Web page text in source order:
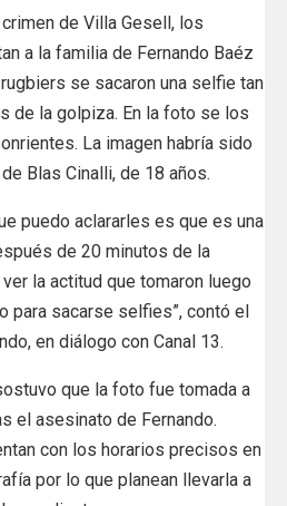
de Villa Gesell, los
a la familia de Fernando Baéz
se sacaron una selfie tan
de la golpiza. En la foto se los
La imagen habría sido
Blas Cinalli, de 18 años.
puedo aclararles es que es una
de 20 minutos de la
la actitud que tomaron luego
para sacarse selfies”, contó el
en diálogo con Canal 13.
que la foto fue tomada a
el asesinato de Fernando.
con los horarios precisos en
por lo que planean llevarla a